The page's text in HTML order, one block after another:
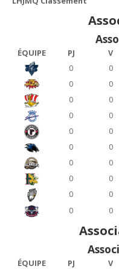
ÉQUIPE PJ V
0
0
0
0
0
0
0
0
0
0
0
0
0
0
0
0
0
0
0
0
ÉQUIPE PJ V